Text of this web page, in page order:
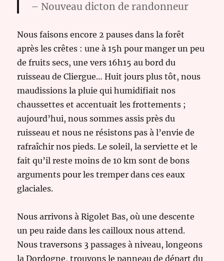
– Nouveau dicton de randonneur
Nous faisons encore 2 pauses dans la forêt
après les crêtes : une à 15h pour manger un peu
de fruits secs, une vers 16h15 au bord du
ruisseau de Cliergue… Huit jours plus tôt, nous
maudissions la pluie qui humidifiait nos
chaussettes et accentuait les frottements ;
aujourd’hui, nous sommes assis près du
ruisseau et nous ne résistons pas à l’envie de
rafraîchir nos pieds. Le soleil, la serviette et le
fait qu’il reste moins de 10 km sont de bons
arguments pour les tremper dans ces eaux
glaciales.
Nous arrivons à Rigolet Bas, où une descente
un peu raide dans les cailloux nous attend.
Nous traversons 3 passages à niveau, longeons
la Dordogne, trouvons le panneau de départ du